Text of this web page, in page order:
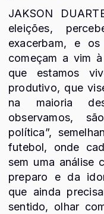
JAKSON
eleições,
exacerbam, e
começam a vim
que estamos
produtivo, que
na maioria
observamos,
política”,
futebol, onde
sem uma análise
preparo e da
que ainda
sentido, olhar